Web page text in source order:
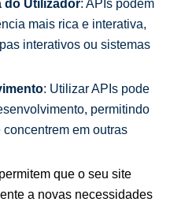
do Utilizador: APIs podem
mais rica e interativa,
interativos ou sistemas
: Utilizar APIs pode
permitindo
em outras
que o seu site
a novas necessidades